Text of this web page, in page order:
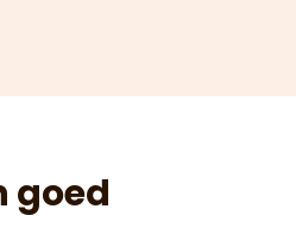
goed